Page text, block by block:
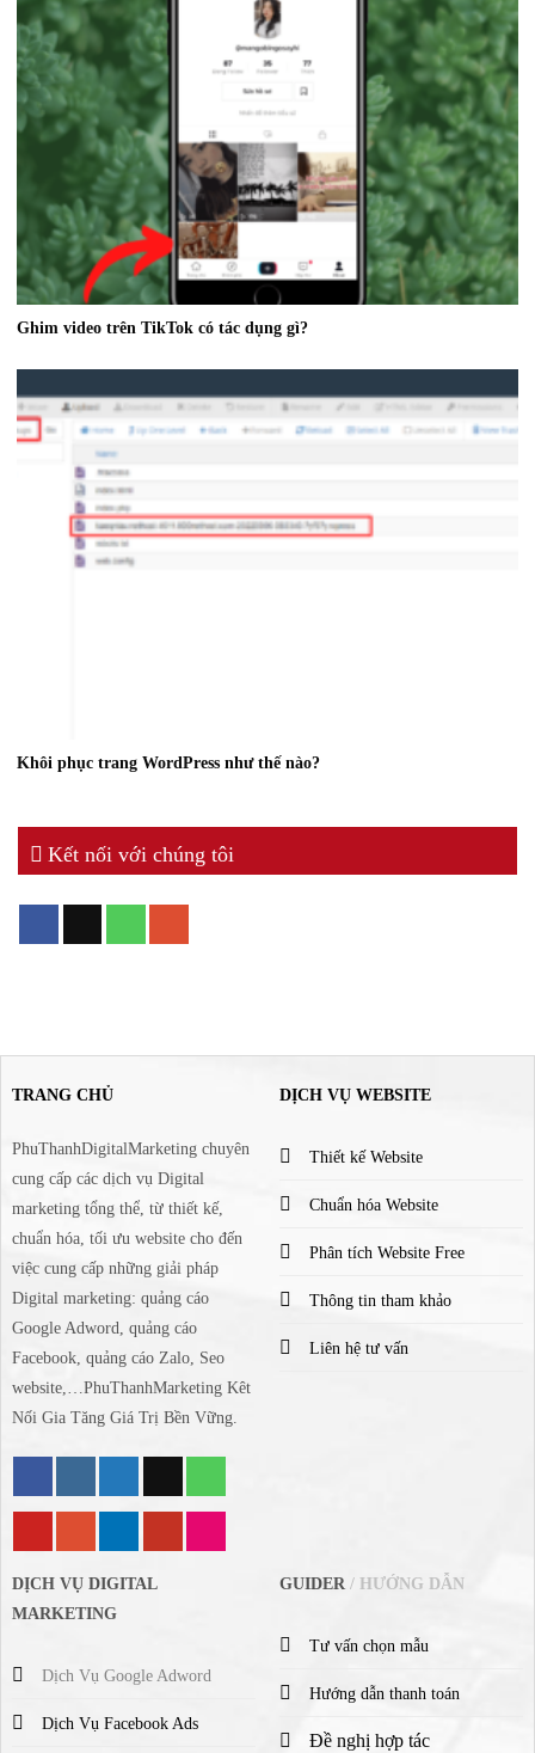
Ghim video trên TikTok có tác dụng gì?
Khôi phục trang WordPress như thế nào?
Kết nối với chúng tôi
TRANG CHỦ
PhuThanhDigitalMarketing chuyên
cung cấp các dịch vụ Digital
marketing tổng thể, từ thiết kế,
chuẩn hóa, tối ưu website cho đến
việc cung cấp những giải pháp
Digital marketing: quảng cáo
Google Adword, quảng cáo
Facebook, quảng cáo Zalo, Seo
website,…PhuThanhMarketing Kêt
Nối Gia Tăng Giá Trị Bền Vững.
DỊCH VỤ WEBSITE
Thiết kế Website
Chuẩn hóa Website
Phân tích Website Free
Thông tin tham khảo
Liên hệ tư vấn
DỊCH VỤ DIGITAL
MARKETING
Dịch Vụ Google Adword
Dịch Vụ Facebook Ads
GUIDER / HƯỚNG DẪN
Tư vấn chọn mẫu
Hướng dẫn thanh toán
Đề nghị hợp tác